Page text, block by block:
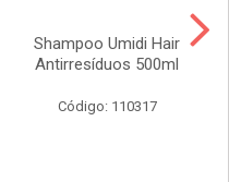
Shampoo Umidi Hair
Antirresíduos 500ml
Código: 110317